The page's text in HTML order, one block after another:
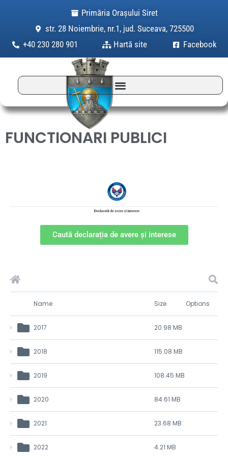
Primăria Orașului Siret
str. 28 Noiembrie, nr.1, jud. Suceava, 725500
+40 230 280 901
Hartă site Facebook
FUNCTIONARI PUBLICI
Caută declarația de avere și interese
Name Size Options
2017 20.98 MB
2018 115.08 MB
2019 108.45 MB
2020 84.61 MB
2021 23.68 MB
2022 4.21 MB